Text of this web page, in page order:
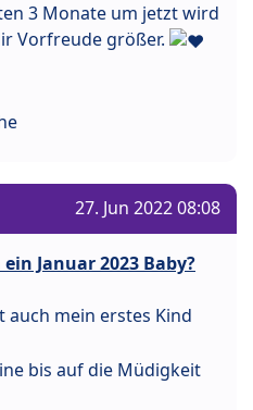
3 Monate um jetzt wird
Vorfreude größer.
27. Jun 2022 08:08
Januar 2023 Baby?
auch mein erstes Kind
bis auf die Müdigkeit